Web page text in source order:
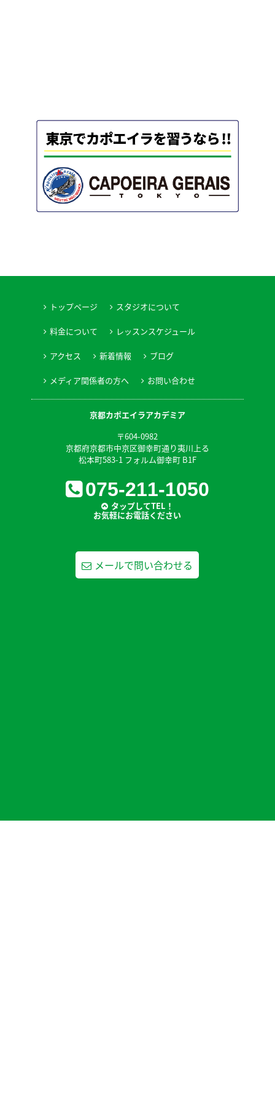
トップページ スタジオについて
料金について レッスンスケジュール
アクセス 新着情報 ブログ
メディア関係者の方へ お問い合わせ
京都カポエイラアカデミア
〒604-0982
京都府京都市中京区御幸町通り夷川上る
松本町583-1 フォルム御幸町 B1F
075-211-1050
タップしてTEL！
お気軽にお電話ください
メールで問い合わせる